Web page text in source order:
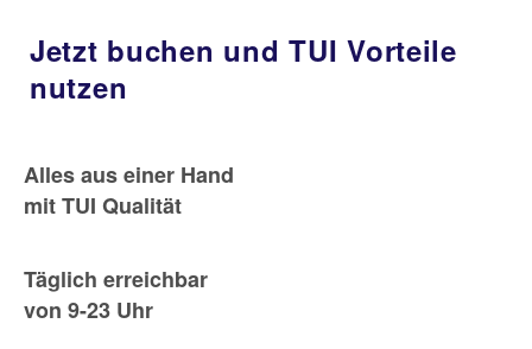
Jetzt buchen und TUI Vorteile
nutzen
Alles aus einer Hand
mit TUI Qualität
Täglich erreichbar
von 9-23 Uhr